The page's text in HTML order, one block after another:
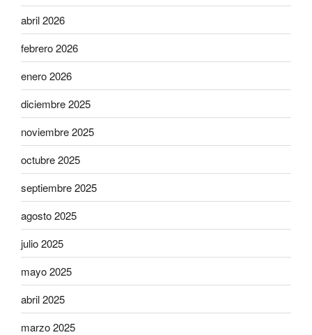
abril 2026
febrero 2026
enero 2026
diciembre 2025
noviembre 2025
octubre 2025
septiembre 2025
agosto 2025
julio 2025
mayo 2025
abril 2025
marzo 2025